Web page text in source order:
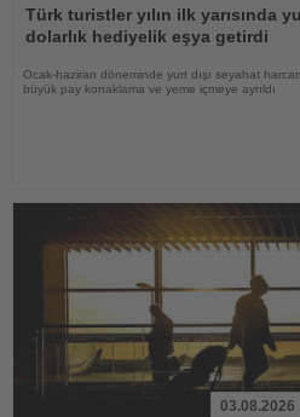
Oku
Türk turistler yılın ilk yarısında
dolarlık hediyelik eşya getirdi
Ocak-haziran döneminde yurt dışı seyahat
büyük pay konaklama ve yeme içmeye ayrıldı
03.08.2026